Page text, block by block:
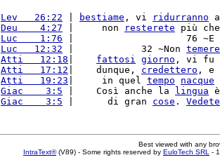
Lev   26:22 bestiame , vi ridurranno
Deu    4:27 |     non resterete più
Luc    1:76 |                    76 ~E
Luc   12:32 |            32 ~Non temere
Atti   12:18 fattosi giorno , vi fu
Atti   17:12 |    dunque, credettero , e
Atti   19:23 |     in quel tempo nacque
Giac    3:5 |    Così anche la lingua
Giac    3:5 |      di gran cose . Vedete
Best viewed with any
IntraText®(V89) - Some rights reserved by EuloTech SRL -